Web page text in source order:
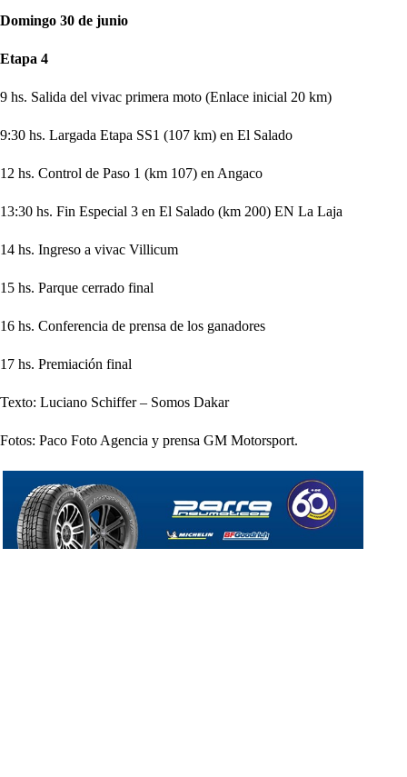
Domingo 30 de junio
Etapa 4
9 hs. Salida del vivac primera moto (Enlace inicial 20 km)
9:30 hs. Largada Etapa SS1 (107 km) en El Salado
12 hs. Control de Paso 1 (km 107) en Angaco
13:30 hs. Fin Especial 3 en El Salado (km 200) EN La Laja
14 hs. Ingreso a vivac Villicum
15 hs. Parque cerrado final
16 hs. Conferencia de prensa de los ganadores
17 hs. Premiación final
Texto: Luciano Schiffer – Somos Dakar
Fotos: Paco Foto Agencia y prensa GM Motorsport.